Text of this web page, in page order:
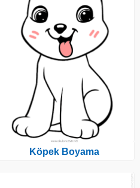
Köpek Boyama